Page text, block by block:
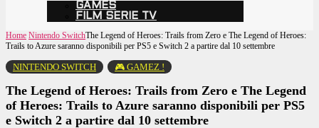
GAMES
FILM SERIE TV
Home Nintendo SwitchThe Legend of Heroes: Trails from Zero e The Legend of Heroes:
Trails to Azure saranno disponibili per PS5 e Switch 2 a partire dal 10 settembre
NINTENDO SWITCH 🎮 GAMEZ !
The Legend of Heroes: Trails from Zero e The Legend
of Heroes: Trails to Azure saranno disponibili per PS5
e Switch 2 a partire dal 10 settembre